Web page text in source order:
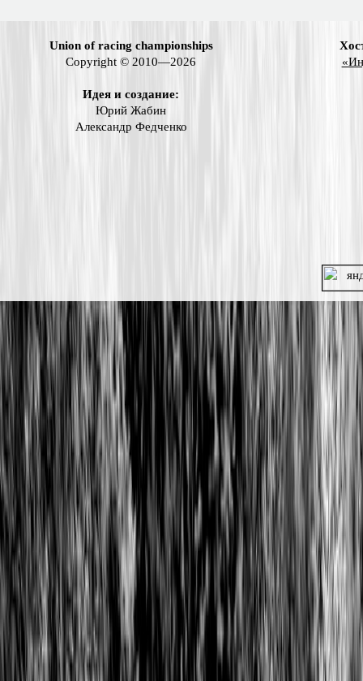
Union of racing championships
Copyright © 2010—2026
Идея и создание:
Юрий Жабин
Александр Федченко